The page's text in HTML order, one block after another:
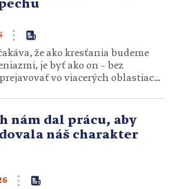
že ako kresťania budeme
je byť ako on – bez
vo viacerých oblastiach
to, či na základe poctivosti
nie, je kľúčom k tomu, aby
nám dal prácu, aby
náš charakter